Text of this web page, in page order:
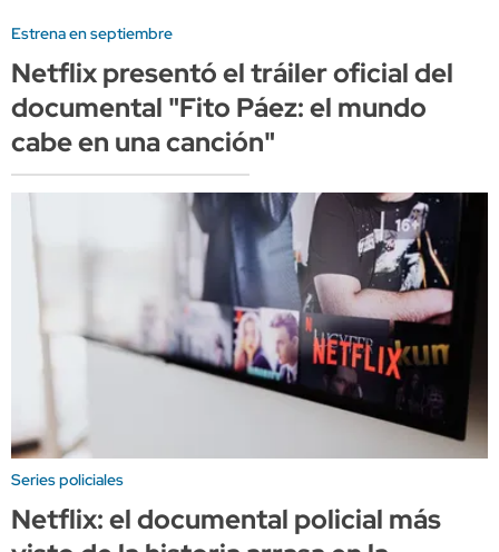
Estrena en septiembre
Netflix presentó el tráiler oficial del
documental "Fito Páez: el mundo
cabe en una canción"
Series policiales
Netflix: el documental policial más